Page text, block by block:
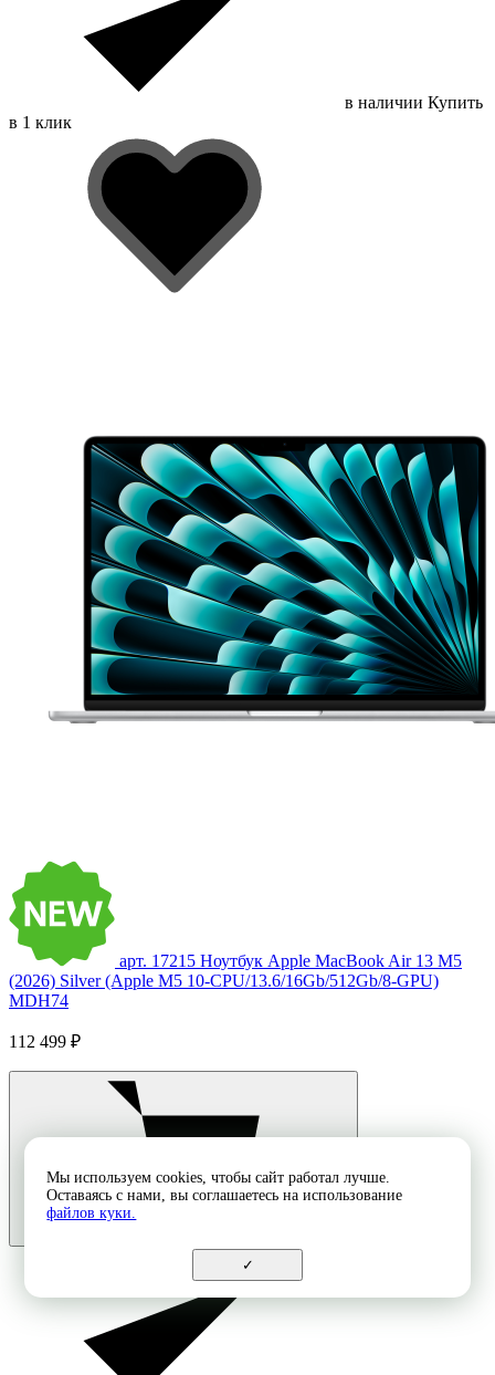
в наличии Купить
в 1 клик
арт. 17215 Ноутбук Apple MacBook Air 13 M5
(2026) Silver (Apple M5 10-CPU/13.6/16Gb/512Gb/8-GPU)
MDH74
112 499 ₽
Мы используем cookies, чтобы сайт работал лучше.
Оставаясь с нами, вы соглашаетесь на использование
файлов куки.
✓